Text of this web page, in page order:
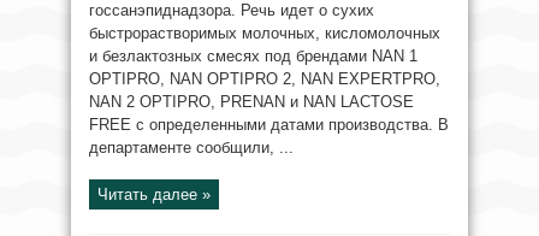
госсанэпиднадзора. Речь идет о сухих
быстрорастворимых молочных, кисломолочных
и безлактозных смесях под брендами NAN 1
OPTIPRO, NAN OPTIPRO 2, NAN EXPERTPRO,
NAN 2 OPTIPRO, PRENAN и NAN LACTOSE
FREE с определенными датами производства. В
департаменте сообщили, ...
Читать далее »